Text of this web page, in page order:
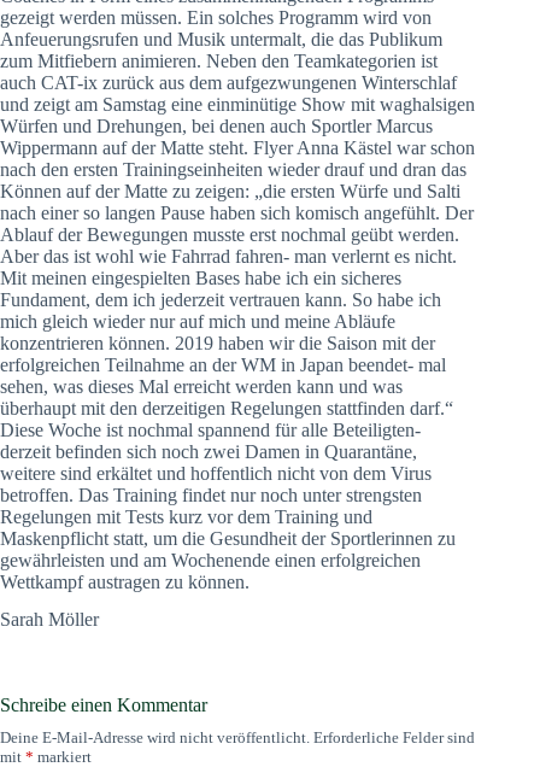
gezeigt werden müssen. Ein solches Programm wird von
Anfeuerungsrufen und Musik untermalt, die das Publikum
zum Mitfiebern animieren. Neben den Teamkategorien ist
auch CAT-ix zurück aus dem aufgezwungenen Winterschlaf
und zeigt am Samstag eine einminütige Show mit waghalsigen
Würfen und Drehungen, bei denen auch Sportler Marcus
Wippermann auf der Matte steht. Flyer Anna Kästel war schon
nach den ersten Trainingseinheiten wieder drauf und dran das
Können auf der Matte zu zeigen: „die ersten Würfe und Salti
nach einer so langen Pause haben sich komisch angefühlt. Der
Ablauf der Bewegungen musste erst nochmal geübt werden.
Aber das ist wohl wie Fahrrad fahren- man verlernt es nicht.
Mit meinen eingespielten Bases habe ich ein sicheres
Fundament, dem ich jederzeit vertrauen kann. So habe ich
mich gleich wieder nur auf mich und meine Abläufe
konzentrieren können. 2019 haben wir die Saison mit der
erfolgreichen Teilnahme an der WM in Japan beendet- mal
sehen, was dieses Mal erreicht werden kann und was
überhaupt mit den derzeitigen Regelungen stattfinden darf.“
Diese Woche ist nochmal spannend für alle Beteiligten-
derzeit befinden sich noch zwei Damen in Quarantäne,
weitere sind erkältet und hoffentlich nicht von dem Virus
betroffen. Das Training findet nur noch unter strengsten
Regelungen mit Tests kurz vor dem Training und
Maskenpflicht statt, um die Gesundheit der Sportlerinnen zu
gewährleisten und am Wochenende einen erfolgreichen
Wettkampf austragen zu können.
Sarah Möller
Schreibe einen Kommentar
Deine E-Mail-Adresse wird nicht veröffentlicht. Erforderliche Felder sind
mit * markiert